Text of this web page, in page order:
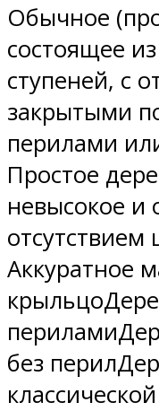
Обычное
состоящее
ступеней, с
закрытыми
перилами
Простое
невысокое и
отсутствием
Аккуратное
без